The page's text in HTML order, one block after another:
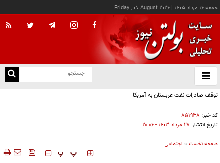
جمعه ۱۶ مرداد ۱۴۰۵ |
Friday , 07 August 2026
باز
و
توقف صادرات نفت عربستان به آمریکا
کد خبر: ۸۵۱۹۳۸
تاریخ انتشار: ۲۸ مرداد ۱۴۰۳ - ۲۰:۰۶
صفحه نخست » اجتماعی
‍‍‍ پ پ